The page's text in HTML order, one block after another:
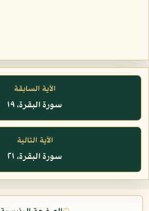
الآية السابقة
سورة البقرة، ١٩
الآية التالية
سورة البقرة، ٢١